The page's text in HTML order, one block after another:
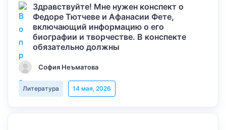
Здравствуйте! Мне нужен конспект о
Федоре Тютчеве и Афанасии Фете,
включающий информацию о его
биографии и творчестве. В конспекте
обязательно должны
София Неъматова
Литература 14 мая, 2026